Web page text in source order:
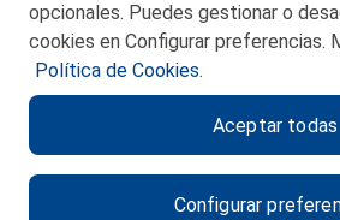
POLITICA DE
POLITICA DE COOKIES
CANAL DE ÉTICA
opcionales. Puedes gestionar o
cookies en Configurar preferencias.
Política de Cookies.
Configurar
Aceptar todas